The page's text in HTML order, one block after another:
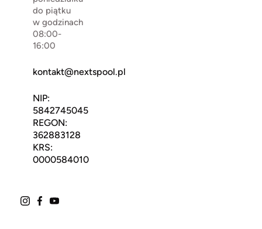
do piątku
w godzinach
08:00-
16:00
kontakt@nextspool.pl
NIP:
5842745045
REGON:
362883128
KRS:
0000584010